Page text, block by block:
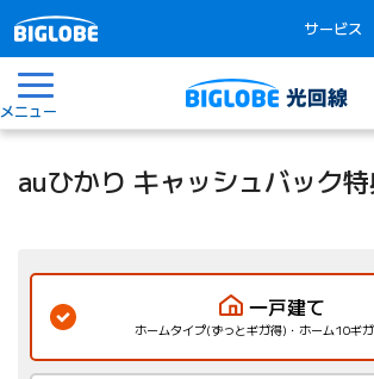
サービス
メニュー
auひかり キャッシュバック
一戸建て
ホームタイプ(ずっとギガ得)・ホーム10ギ